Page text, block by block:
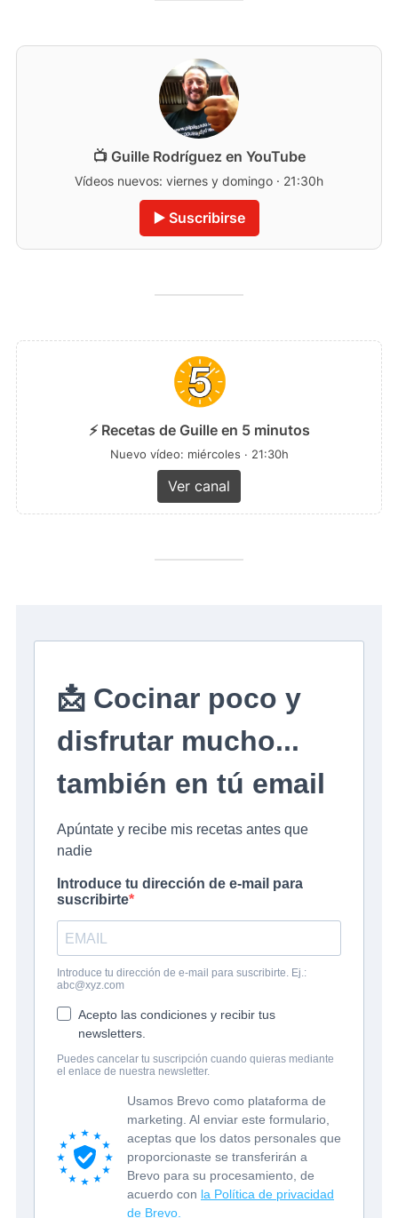
📺 Guille Rodríguez en YouTube
Vídeos nuevos: viernes y domingo · 21:30h
▶️ Suscribirse
⚡ Recetas de Guille en 5 minutos
Nuevo vídeo: miércoles · 21:30h
Ver canal